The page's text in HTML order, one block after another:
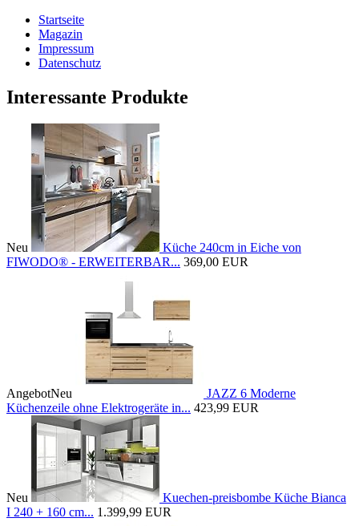
Startseite
Magazin
Impressum
Datenschutz
Interessante Produkte
Neu
Küche 240cm in Eiche von
FIWODO® - ERWEITERBAR... 369,00 EUR
AngebotNeu
JAZZ 6 Moderne
Küchenzeile ohne Elektrogeräte in... 423,99 EUR
Neu
Kuechen-preisbombe Küche Bianca
I 240 + 160 cm... 1.399,99 EUR